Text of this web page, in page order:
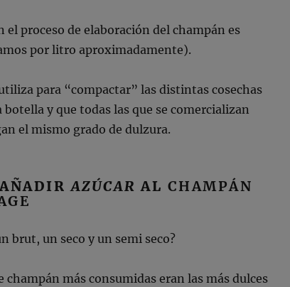
el proceso de elaboración del champán es
por litro aproximadamente).
para “compactar” las distintas cosechas
y que todas las que se comercializan
el mismo grado de dulzura.
AZÚCAR AL CHAMPÁN
brut, un seco y un semi seco?
champán más consumidas eran las más dulces